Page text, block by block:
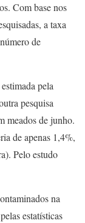
Com base nos
a taxa
de
pela
pesquisa
meados de junho.
de apenas 1,4%,
Pelo estudo
na
estatísticas